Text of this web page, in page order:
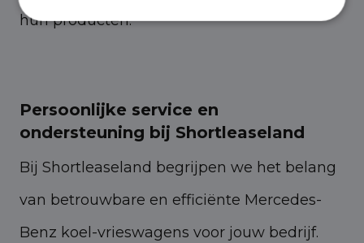
hun producten.
Persoonlijke service en
ondersteuning bij Shortleaseland
Bij Shortleaseland begrijpen we het belang
van betrouwbare en efficiënte Mercedes-
Benz koel-vrieswagens voor jouw bedrijf.